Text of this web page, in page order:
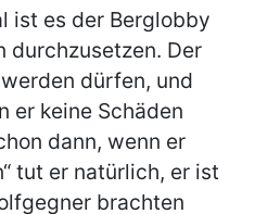
ist es der Berglobby
durchzusetzen. Der
dürfen, und
er keine Schäden
dann, wenn er
tut er natürlich, er ist
brachten